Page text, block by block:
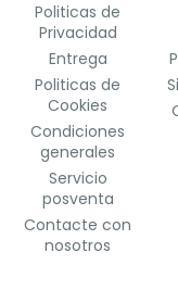
Politicas de
Privacidad
Entrega
Politicas de
Cookies
Condiciones
generales
Servicio
posventa
Contacte con
nosotros